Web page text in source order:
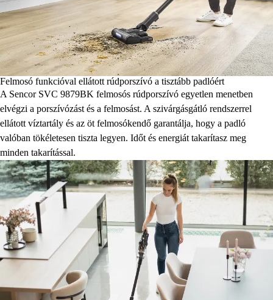
Felmosó funkcióval ellátott rúdporszívó a tisztább padlóért
A Sencor SVC 9879BK felmosós rúdporszívó egyetlen menetben
elvégzi a porszívózást és a felmosást. A szivárgásgátló rendszerrel
ellátott víztartály és az öt felmosókendő garantálja, hogy a padló
valóban tökéletesen tiszta legyen. Időt és energiát takarítasz meg
minden takarítással.